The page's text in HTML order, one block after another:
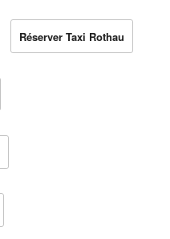
Réserver Taxi Rothau